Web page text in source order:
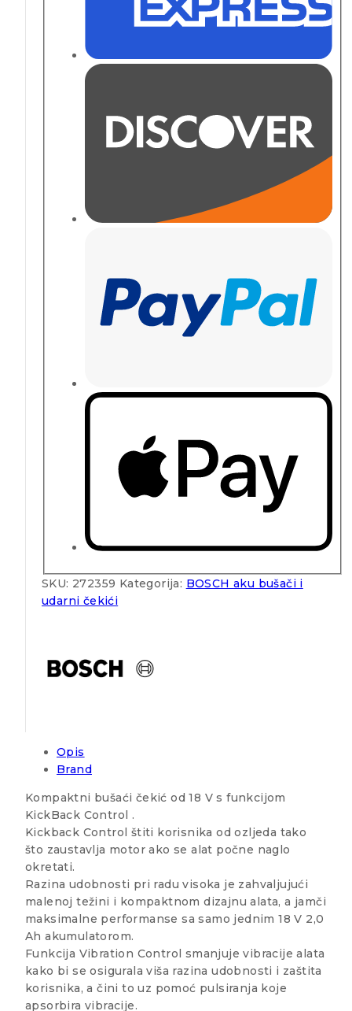
SKU: 272359 Kategorija: BOSCH aku bušači i
udarni čekići
Opis
Brand
Kompaktni bušaći čekić od 18 V s funkcijom
KickBack Control .
Kickback Control štiti korisnika od ozljeda tako
što zaustavlja motor ako se alat počne naglo
okretati.
Razina udobnosti pri radu visoka je zahvaljujući
malenoj težini i kompaktnom dizajnu alata, a jamči
maksimalne performanse sa samo jednim 18 V 2,0
Ah akumulatorom.
Funkcija Vibration Control smanjuje vibracije alata
kako bi se osigurala viša razina udobnosti i zaštita
korisnika, a čini to uz pomoć pulsiranja koje
apsorbira vibracije.